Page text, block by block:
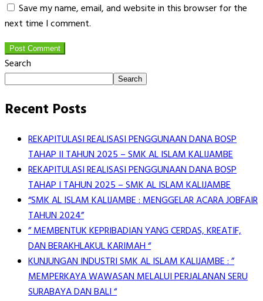
Save my name, email, and website in this browser for the
next time I comment.
Post Comment
Search
Search
Recent Posts
REKAPITULASI REALISASI PENGGUNAAN DANA BOSP
TAHAP II TAHUN 2025 – SMK AL ISLAM KALIJAMBE
REKAPITULASI REALISASI PENGGUNAAN DANA BOSP
TAHAP I TAHUN 2025 – SMK AL ISLAM KALIJAMBE
“SMK AL ISLAM KALIJAMBE : MENGGELAR ACARA JOBFAIR
TAHUN 2024”
” MEMBENTUK KEPRIBADIAN YANG CERDAS, KREATIF,
DAN BERAKHLAKUL KARIMAH “
KUNJUNGAN INDUSTRI SMK AL ISLAM KALIJAMBE : ”
MEMPERKAYA WAWASAN MELALUI PERJALANAN SERU
SURABAYA DAN BALI “